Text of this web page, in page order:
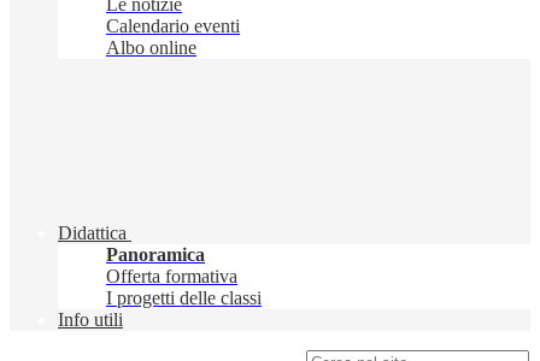
Le notizie
Calendario eventi
Albo online
Didattica
Panoramica
Offerta formativa
I progetti delle classi
Info utili